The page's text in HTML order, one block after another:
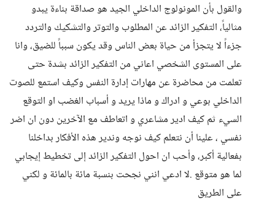
والقول بأن المونولوج الداخلي الجيد هو صداقة بناءة يبدو
مثالياً، التفكير الزائد عن المطلوب والتوتر والتشكيك والتردد
جزءاً لا يتجزأ من حياة بعض الناس وقد يكون سبباً للضيق، وانا
على المستوى الشخصي اعاني من التفكير الزائد بشدة حتى
تعلمت من محاضرة عن مهارات إدارة النفس وكيف استمع للصوت
الداخلي بوعي و ادراك و ماذا يريد و أسباب الغضب او التوقع
السيء ثم كيف ادير مشاعري و اتعاطف مع الآخرين دون ان اضر
نفسي ، علينا أن نتعلم كيف نوجه وندير هذه الأفكار بداخلنا
بفعالية أكبر، وأحب ان احول التفكير الزائد إلى تخطيط إيجابي
لما هو متوقع .لا ادعي انني نجحت بنسبة مائة بالمائة و لكني
على الطريق